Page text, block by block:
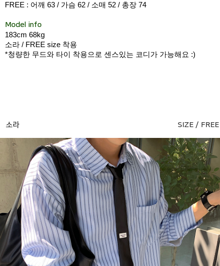
FREE : 어깨 63 / 가슴 62 / 소매 52 / 총장 74
Model info
183cm 68kg
소라 / FREE size 착용
*청량한 무드와 타이 착용으로 센스있는 코디가 가능해요 :)
소라 SIZE / FREE